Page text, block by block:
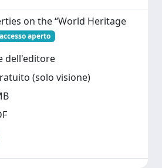
on the “World Heritage
accesso aperto
dell'editore
(solo visione)